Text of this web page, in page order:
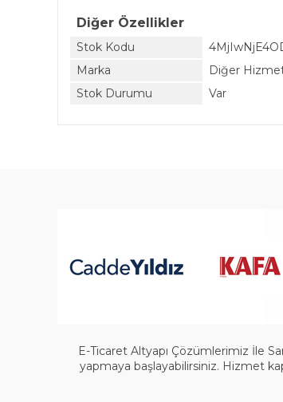
Diğer Özellikler
Stok Kodu
Marka
Diğer
Stok Durumu
Var
E-Ticaret Altyapı Çözümlerimiz İle
yapmaya başlayabilirsiniz. Hizmet